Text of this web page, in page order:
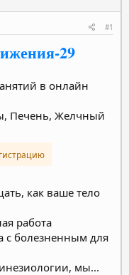
#1
29
в онлайн
Печень, Желчный
как ваше тело
работа
с болезненным для
мы...